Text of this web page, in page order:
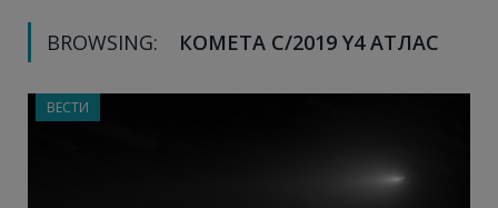
BROWSING: КОМЕТА C/2019 Y4 АТЛАС
ВЕСТИ